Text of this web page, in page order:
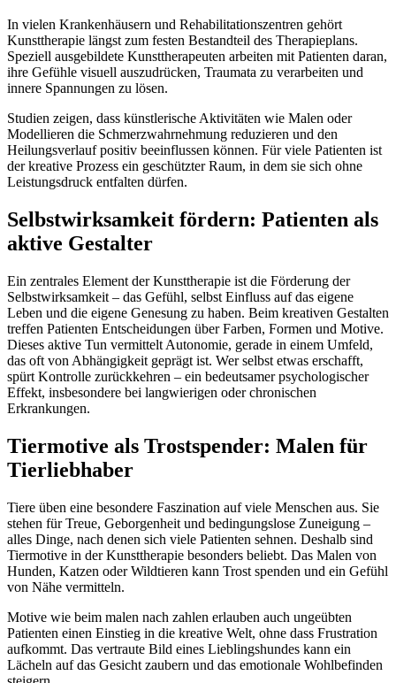
In vielen Krankenhäusern und Rehabilitationszentren gehört
Kunsttherapie längst zum festen Bestandteil des Therapieplans.
Speziell ausgebildete Kunsttherapeuten arbeiten mit Patienten daran,
ihre Gefühle visuell auszudrücken, Traumata zu verarbeiten und
innere Spannungen zu lösen.
Studien zeigen, dass künstlerische Aktivitäten wie Malen oder
Modellieren die Schmerzwahrnehmung reduzieren und den
Heilungsverlauf positiv beeinflussen können. Für viele Patienten ist
der kreative Prozess ein geschützter Raum, in dem sie sich ohne
Leistungsdruck entfalten dürfen.
Selbstwirksamkeit fördern: Patienten als
aktive Gestalter
Ein zentrales Element der Kunsttherapie ist die Förderung der
Selbstwirksamkeit – das Gefühl, selbst Einfluss auf das eigene
Leben und die eigene Genesung zu haben. Beim kreativen Gestalten
treffen Patienten Entscheidungen über Farben, Formen und Motive.
Dieses aktive Tun vermittelt Autonomie, gerade in einem Umfeld,
das oft von Abhängigkeit geprägt ist. Wer selbst etwas erschafft,
spürt Kontrolle zurückkehren – ein bedeutsamer psychologischer
Effekt, insbesondere bei langwierigen oder chronischen
Erkrankungen.
Tiermotive als Trostspender: Malen für
Tierliebhaber
Tiere üben eine besondere Faszination auf viele Menschen aus. Sie
stehen für Treue, Geborgenheit und bedingungslose Zuneigung –
alles Dinge, nach denen sich viele Patienten sehnen. Deshalb sind
Tiermotive in der Kunsttherapie besonders beliebt. Das Malen von
Hunden, Katzen oder Wildtieren kann Trost spenden und ein Gefühl
von Nähe vermitteln.
Motive wie beim malen nach zahlen erlauben auch ungeübten
Patienten einen Einstieg in die kreative Welt, ohne dass Frustration
aufkommt. Das vertraute Bild eines Lieblingshundes kann ein
Lächeln auf das Gesicht zaubern und das emotionale Wohlbefinden